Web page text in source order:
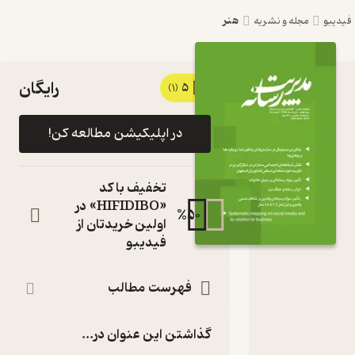
مجله و نشریه هنر
کتاب
ماهنامه
علمی
تخصصی
مدیریت
رسانه
شماره 44
اثر گروه
مجله
رایگان
در اپلیکیشن مطالعه کن!
%
تخفیف با کد
«HIFIDIBO» در
اولین خریدتان از
فیدیبو
فهرست مطالب
گذاشتن این عنوان در...